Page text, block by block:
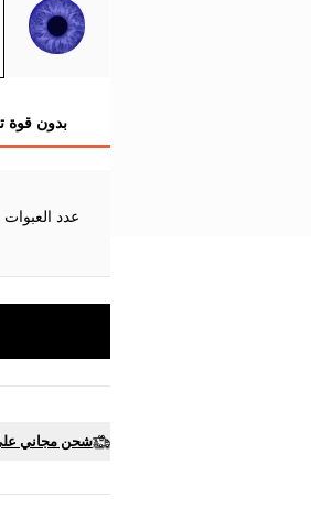
بدون قوة
عدد العبوات
شحن مجاني